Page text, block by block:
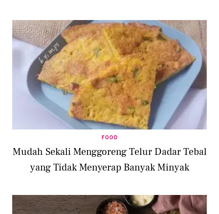
FOOD
Mudah Sekali Menggoreng Telur Dadar Tebal
yang Tidak Menyerap Banyak Minyak